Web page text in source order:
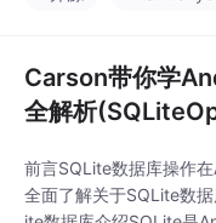
Carson带你学
全解析
前言SQLite数据库操作
全面了解关于SQLite数